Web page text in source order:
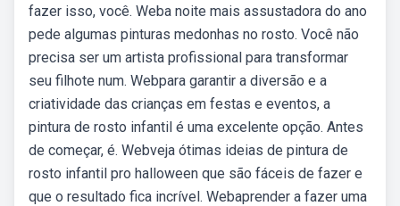
fazer isso, você. Weba noite mais assustadora do ano
pede algumas pinturas medonhas no rosto. Você não
precisa ser um artista profissional para transformar
seu filhote num. Webpara garantir a diversão e a
criatividade das crianças em festas e eventos, a
pintura de rosto infantil é uma excelente opção. Antes
de começar, é. Webveja ótimas ideias de pintura de
rosto infantil pro halloween que são fáceis de fazer e
que o resultado fica incrível. Webaprender a fazer uma